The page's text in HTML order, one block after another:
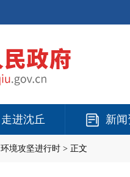
走进沈丘 新
环境攻坚进行时 > 正文